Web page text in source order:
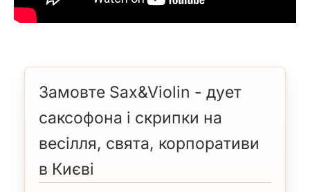
Замовте Sax&Violin - дует
саксофона і скрипки на
весілля, свята, корпоративи
в Києві